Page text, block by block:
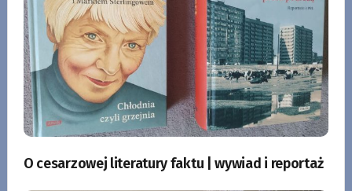
O cesarzowej literatury faktu | wywiad i reportaż